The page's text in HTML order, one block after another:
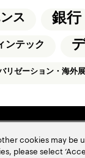
ス 銀行
ンテック
リゼーション・海外
合わせ アク
cookies may be
please select